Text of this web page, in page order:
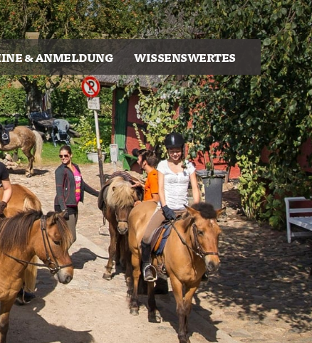
& ANMELDUNG WISSENSWERTES